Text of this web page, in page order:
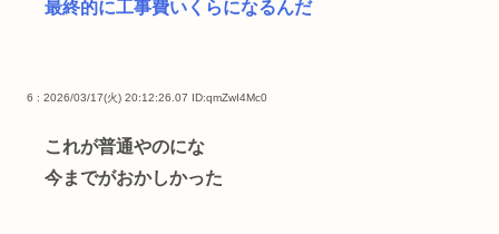
最終的に工事費いくらになるんだ
6 : 2026/03/17(火) 20:12:26.07 ID:qmZwI4Mc0
これが普通やのにな
今までがおかしかった